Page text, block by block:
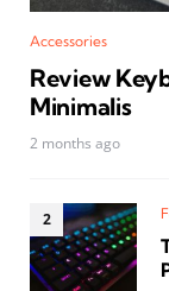
Accessories
Review
Minimalis
2 months ago